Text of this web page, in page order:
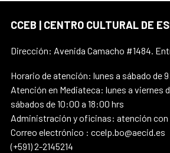
CCEB | CENTRO CULTURAL DE
Dirección: Avenida Camacho #1484.
Horario de atención: lunes a sábado de
Atención en Mediateca: lunes a viernes
sábados de 10:00 a 18:00 hrs
Administración y oficinas: atención
Correo electrónico : ccelp.bo@aecid.es
(+591) 2-2145214